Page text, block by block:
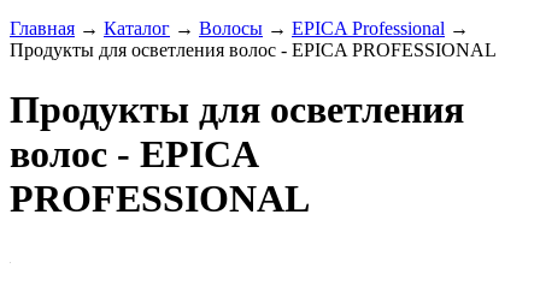
Главная → Каталог → Волосы → EPICA Professional →
Продукты для осветления волос - EPICA PROFESSIONAL
Продукты для осветления
волос - EPICA
PROFESSIONAL